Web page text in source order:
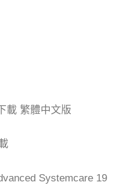
載 繁體中文版
Systemcare 19